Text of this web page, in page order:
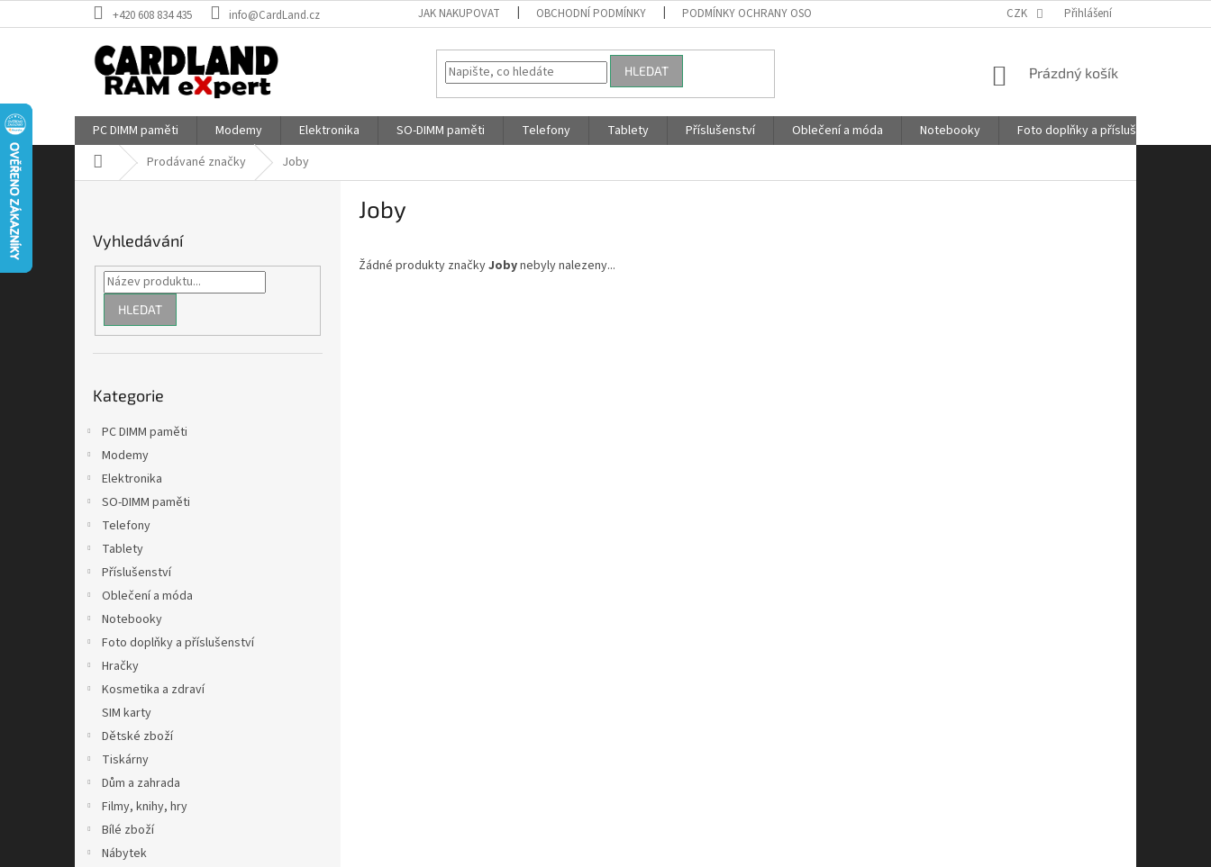
na
+420 608 834 435 info@CardLand.cz JAK NAKUPOVAT OBCHODNÍ PODMÍNKY PODMÍNKY OCHRANY OSOBNÍCH ÚDAJŮ POŠTOVNÉ KONTAKTY
CZK Přihlášení
HLEDAT
NÁKUPNÍ
Prázdný košík
PC DIMM paměti Modemy Elektronika SO-DIMM paměti Telefony Tablety Příslušenství Oblečení a móda Notebooky Foto doplňky a příslušenství
Domů Prodávané značky Joby
Vyhledávání
HLEDAT
kategorie
Kategorie
PC DIMM paměti
Modemy
Elektronika
SO-DIMM paměti
Telefony
Tablety
Příslušenství
Oblečení a móda
Notebooky
Foto doplňky a příslušenství
Hračky
Kosmetika a zdraví
SIM karty
Dětské zboží
Tiskárny
Dům a zahrada
Filmy, knihy, hry
Bílé zboží
Nábytek
Joby
Žádné produkty značkyJobynebyly nalezeny...